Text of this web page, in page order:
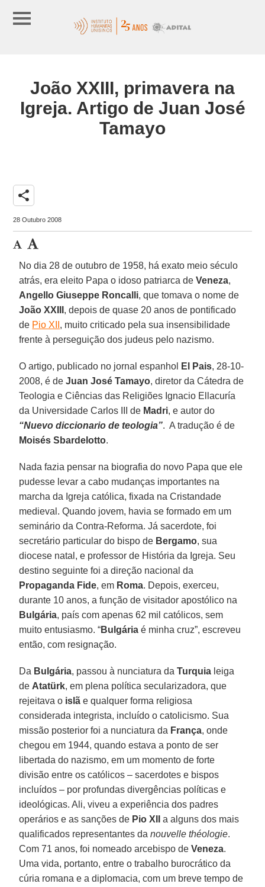
João XXIII, primavera na
Igreja. Artigo de Juan José
Tamayo
share
28 Outubro 2008
No dia 28 de outubro de 1958, há exato meio século
atrás, era eleito Papa o idoso patriarca deVeneza,
Angello Giuseppe Roncalli, que tomava o nome de
João XXIII , depois de quase 20 anos de pontificado
de Pio XII , muito criticado pela sua insensibilidade
frente à perseguição dos judeus pelo nazismo.
O artigo, publicado no jornal espanhol El Pais, 28-10-
2008, é deJuan José Tamayo, diretor da Cátedra de
Teologia e Ciências das Religiões Ignacio Ellacuría
da Universidade Carlos III de Madri, e autor do
“Nuevo diccionario de teologia”. A tradução é de
Moisés Sbardelotto.
Nada fazia pensar na biografia do novo Papa que ele
pudesse levar a cabo mudanças importantes na
marcha da Igreja católica, fixada na Cristandade
medieval. Quando jovem, havia se formado em um
seminário da Contra-Reforma. Já sacerdote, foi
secretário particular do bispo de Bergamo, sua
diocese natal, e professor de História da Igreja. Seu
destino seguinte foi a direção nacional da
Propaganda Fide, em Roma. Depois, exerceu,
durante 10 anos, a função de visitador apostólico na
Bulgária, país com apenas 62 mil católicos, sem
muito entusiasmo. “Bulgária é minha cruz”, escreveu
então, com resignação.
Da Bulgária, passou à nunciatura daTurquia leiga
de Atatürk, em plena política secularizadora, que
rejeitava o islã e qualquer forma religiosa
considerada integrista, incluído o catolicismo. Sua
missão posterior foi a nunciatura da França, onde
chegou em 1944, quando estava a ponto de ser
libertada do nazismo, em um momento de forte
divisão entre os católicos – sacerdotes e bispos
incluídos – por profundas divergências políticas e
ideológicas. Ali, viveu a experiência dos padres
operários e as sanções de Pio XII
a alguns dos mais
qualificados representantes danouvelle théologie.
Com 71 anos, foi nomeado arcebispo deVeneza.
Uma vida, portanto, entre o trabalho burocrático da
cúria romana e a diplomacia, com um breve tempo de